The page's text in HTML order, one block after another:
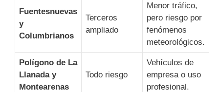
Fuentesnuevas
y
Columbrianos
Terceros
ampliado
Menor tráfico,
pero riesgo por
fenómenos
meteorológicos.
Polígono de La
Llanada y
Montearenas
Todo riesgo
Vehículos de
empresa o uso
profesional.